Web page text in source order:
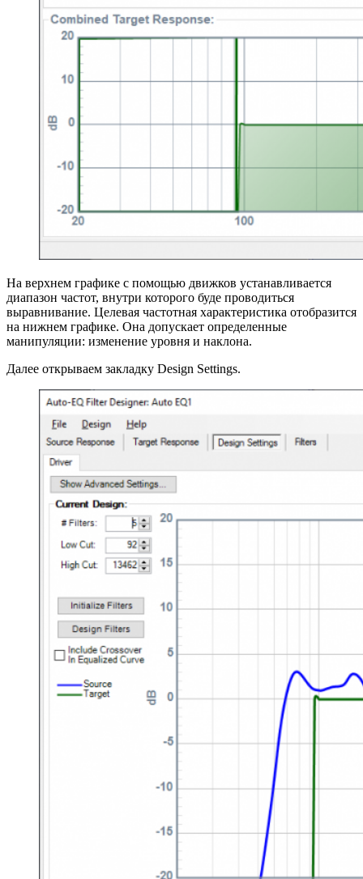
На верхнем графике с помощью движков устанавливается
диапазон частот, внутри которого буде проводиться
выравнивание. Целевая частотная характеристика отобразится
на нижнем графике. Она допускает определенные
манипуляции: изменение уровня и наклона.
Далее открываем закладку Design Settings.